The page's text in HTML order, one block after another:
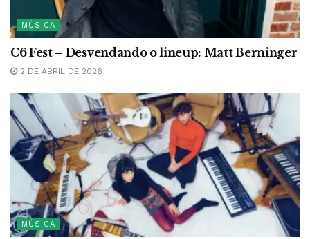
MÚSICA
C6 Fest – Desvendando o lineup: Matt Berninger
2 DE ABRIL DE 2026
MÚSICA